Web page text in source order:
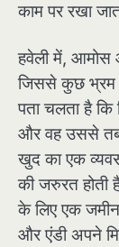
काम पर रखा
हवेली में, आमोस
जिससे कुछ भ्रम
पता चलता है कि
और वह उससे तब
खुद का एक
की जरुरत होती
के लिए एक
और एंडी अपने